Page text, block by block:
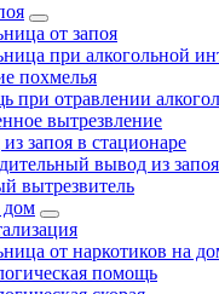
от запоя
при алкогольной
похмелья
при отравлении
вытрезвление
запоя в стационаре
вывод из запоя
вытрезвитель
дом
от наркотиков на
помощь